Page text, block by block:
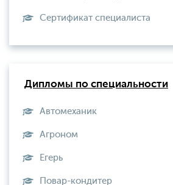
Сертификат специалиста
Дипломы по специальности
Автомеханик
Агроном
Егерь
Повар-кондитер